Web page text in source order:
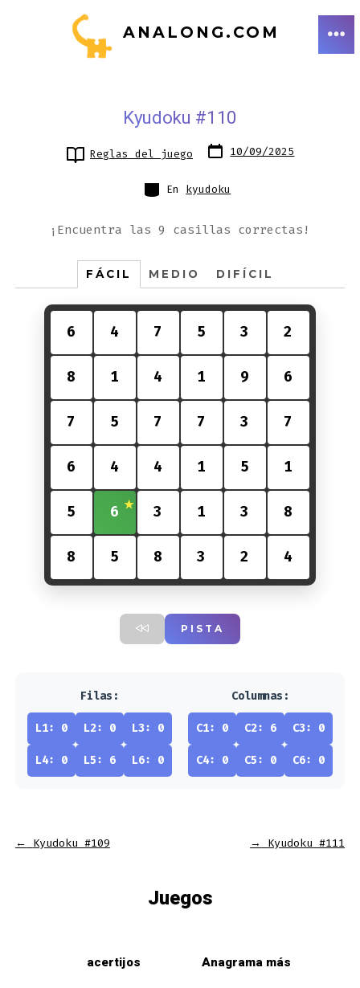
ANALONG.COM
Kyudoku #110
Reglas del juego
Fecha
de 10/09/2025
Categorías
En kyudoku
¡Encuentra las 9 casillas correctas!
FÁCIL MEDIO DIFÍCIL
6 4 7 5 3 2
8 1 4 1 9 6
7 5 7 7 3 7
6 4 4 1 5 1
5 6 3 1 3 8
8 5 8 3 2 4
PISTA
Filas:
L1: 0 L2: 0 L3: 0
L4: 0 L5: 6 L6: 0
Columnas:
C1: 0 C2: 6 C3: 0
C4: 0 C5: 0 C6: 0
← Kyudoku #109 → Kyudoku #111
Juegos
acertijos Anagrama más